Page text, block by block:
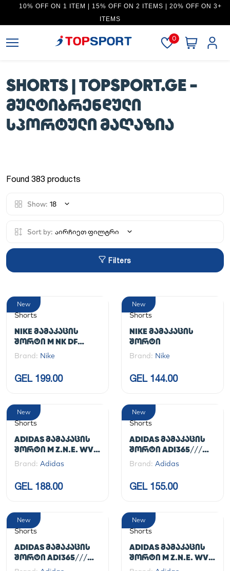
10% OFF ON 1 ITEM | 15% OFF ON 2 ITEMS | 20% OFF ON 3+
ITEMS
0
SHORTS | TOPSPORT.GE -
ᲛᲣᲚᲢᲘᲑᲠᲔᲜᲓᲣᲚᲘ
ᲡᲞᲝᲠᲢᲣᲚᲘ ᲛᲐᲦᲐᲖᲘᲐ
Found 383 products
Show: 18
Sort by: აირჩიეთ ფილტრი
Filters
New
Shorts
NIKE ᲛᲐᲛᲐᲙᲐᲪᲘᲡ
ᲨᲝᲠᲢᲘ M NK DF
STRIDE 2IN1 SHRT 7IN
Brand: Nike
GEL 199.00
New
Shorts
NIKE ᲛᲐᲛᲐᲙᲐᲪᲘᲡ
ᲨᲝᲠᲢᲘ
Brand: Nike
GEL 144.00
New
Shorts
ADIDAS ᲛᲐᲛᲐᲙᲐᲪᲘᲡ
ᲨᲝᲠᲢᲘ M Z.N.E. WV
SHO
Brand: Adidas
GEL 188.00
New
Shorts
ADIDAS ᲛᲐᲛᲐᲙᲐᲪᲘᲡ
ᲨᲝᲠᲢᲘ ADI365///
SHO M
Brand: Adidas
GEL 155.00
New
Shorts
ADIDAS ᲛᲐᲛᲐᲙᲐᲪᲘᲡ
ᲨᲝᲠᲢᲘ ADI365///
SHO M
New
Shorts
ADIDAS ᲛᲐᲛᲐᲙᲐᲪᲘᲡ
ᲨᲝᲠᲢᲘ M Z.N.E. WV
SHO